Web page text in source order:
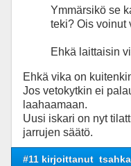
Ymmärsikö se
teki? Ois voinut
Ehkä laittaisin
Ehkä vika on
Jos vetokytkin ei
laahaamaan.
Uusi iskari on nyt
jarrujen säätö.
#11 kirjoittanut